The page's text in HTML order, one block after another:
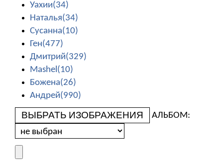
Уахии(34)
Наталья(34)
Сусанна(10)
Ген(477)
Дмитрий(329)
Mashel(10)
Божена(26)
Андрей(990)
ВЫБРАТЬ ИЗОБРАЖЕНИЯ АЛЬБОМ: